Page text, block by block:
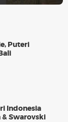
Puteri
Indonesia
& Swarovski